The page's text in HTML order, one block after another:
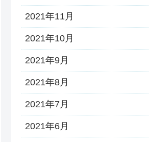
2021年11月
2021年10月
2021年9月
2021年8月
2021年7月
2021年6月